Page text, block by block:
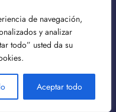
de navegación,
y analizar
todo” usted da su
Aceptar todo
lo relacionado con
entusiastas del mundo
compartir nuestro
Nuestro objetivo es
temas eléctricos, así
también ofrecemos
comunes que